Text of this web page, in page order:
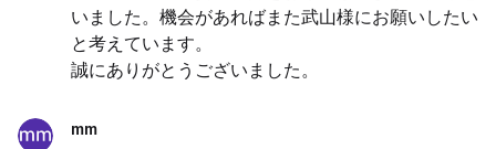
いました。機会があればまた武山様にお願いしたい
と考えています。
誠にありがとうございました。
mm